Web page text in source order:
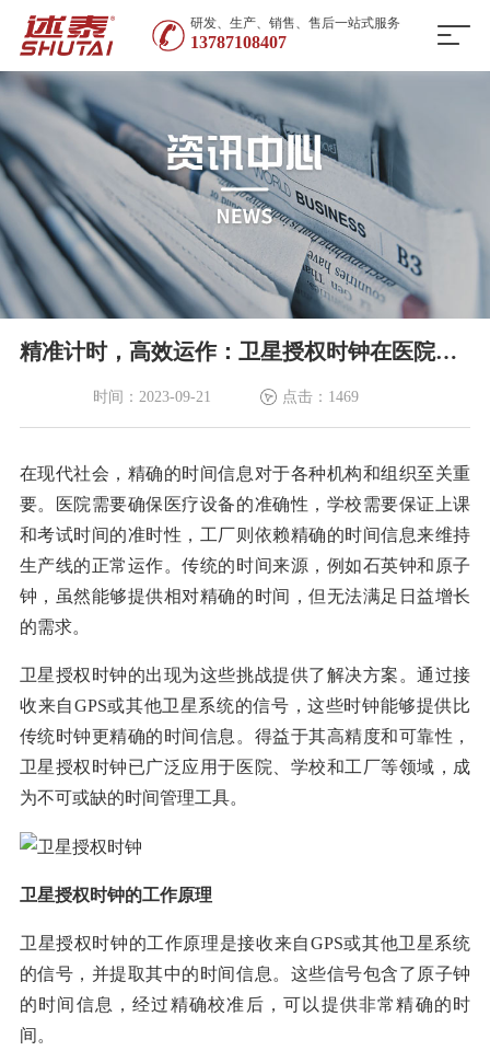
研发、生产、销售、售后一站式服务
13787108407
精准计时，高效运作：卫星授权时钟在医院、学校和工厂中的应用
时间：2023-09-21 点击：1469
在现代社会，精确的时间信息对于各种机构和组织至关重
要。医院需要确保医疗设备的准确性，学校需要保证上课
和考试时间的准时性，工厂则依赖精确的时间信息来维持
生产线的正常运作。传统的时间来源，例如石英钟和原子
钟，虽然能够提供相对精确的时间，但无法满足日益增长
的需求。
卫星授权时钟的出现为这些挑战提供了解决方案。通过接
收来自GPS或其他卫星系统的信号，这些时钟能够提供比
传统时钟更精确的时间信息。得益于其高精度和可靠性，
卫星授权时钟已广泛应用于医院、学校和工厂等领域，成
为不可或缺的时间管理工具。
卫星授权时钟的工作原理
卫星授权时钟的工作原理是接收来自GPS或其他卫星系统
的信号，并提取其中的时间信息。这些信号包含了原子钟
的时间信息，经过精确校准后，可以提供非常精确的时
间。